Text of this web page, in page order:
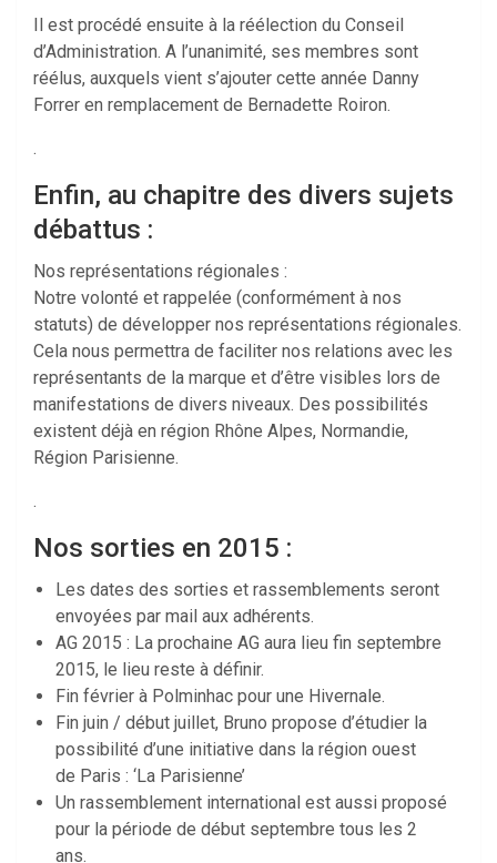
Il est procédé ensuite à la réélection du Conseil
d’Administration. A l’unanimité, ses membres sont
réélus, auxquels vient s’ajouter cette année Danny
Forrer en remplacement de Bernadette Roiron.
.
Enfin, au chapitre des divers sujets
débattus :
Nos représentations régionales :
Notre volonté et rappelée (conformément à nos
statuts) de développer nos représentations régionales.
Cela nous permettra de faciliter nos relations avec les
représentants de la marque et d’être visibles lors de
manifestations de divers niveaux. Des possibilités
existent déjà en région Rhône Alpes, Normandie,
Région Parisienne.
.
Nos sorties en 2015 :
Les dates des sorties et rassemblements seront
envoyées par mail aux adhérents.
AG 2015 : La prochaine AG aura lieu fin septembre
2015, le lieu reste à définir.
Fin février à Polminhac pour une Hivernale.
Fin juin / début juillet, Bruno propose d’étudier la
possibilité d’une initiative dans la région ouest
de Paris : ‘La Parisienne’
Un rassemblement international est aussi proposé
pour la période de début septembre tous les 2
ans.